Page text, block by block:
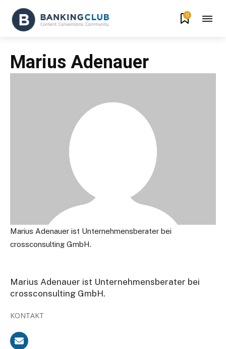
0
Marius Adenauer
Marius Adenauer ist Unternehmensberater bei
crossconsulting GmbH.
Marius Adenauer ist Unternehmensberater bei
crossconsulting GmbH.
KONTAKT